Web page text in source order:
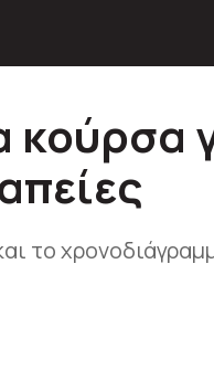
το